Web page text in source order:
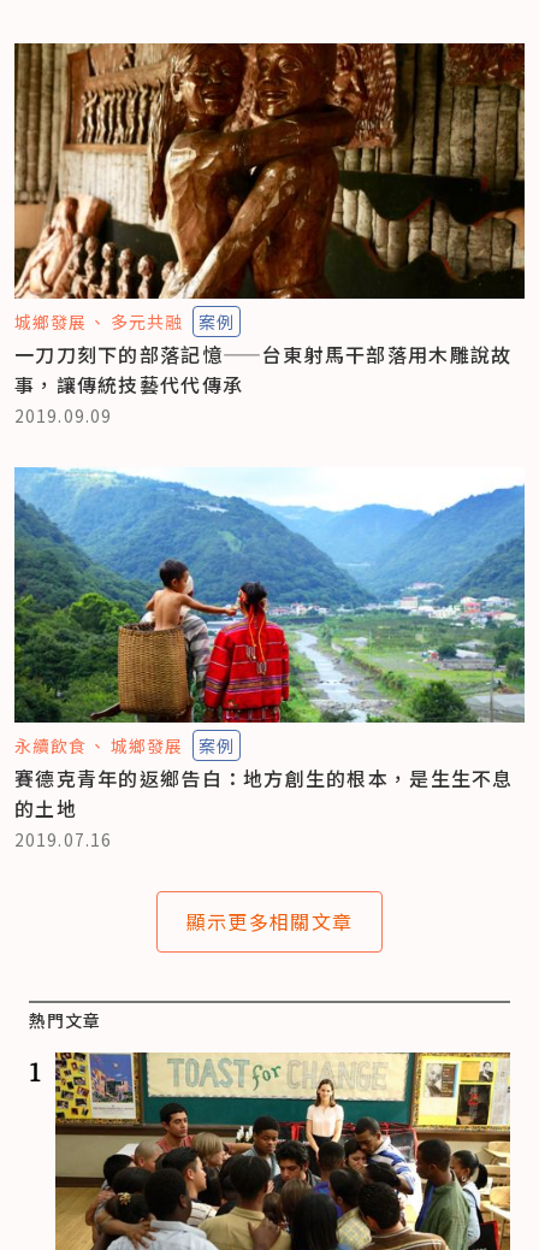
城鄉發展 多元共融 案例
一刀刀刻下的部落記憶——台東射馬干部落用木雕說故
事，讓傳統技藝代代傳承
2019.09.09
永續飲食 城鄉發展 案例
賽德克青年的返鄉告白：地方創生的根本，是生生不息
的土地
2019.07.16
顯示更多相關文章
熱門文章
1